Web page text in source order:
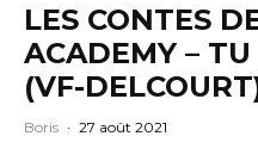
LES CONTES
ACADEMY –
(VF-
Boris · 27 août 2021